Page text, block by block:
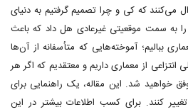
می‌کنند که کی و چرا تصمیم گرفتیم به دنیای
را به سمت موقعیتی غیرعادی هل داد که باعث
ببالیم؛ آموخته‌هایی که متأسفانه از آن‌ها
از معماری داریم و معتقدیم که اگر هر
خواهید شد. این مقاله، یک راهنمایی برای
کنند. برای کسب اطلاعات بیشتر در این